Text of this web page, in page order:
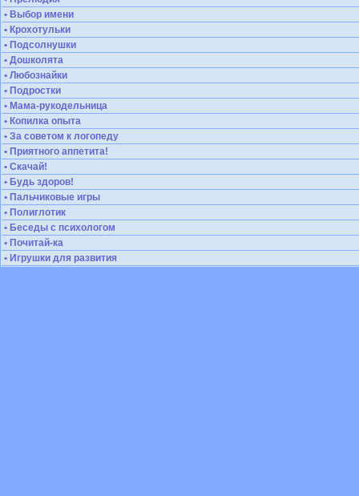
• Выбор имени
• Крохотульки
• Подсолнушки
• Дошколята
• Любознайки
• Подростки
• Мама-рукодельница
• Копилка опыта
• За советом к логопеду
• Приятного аппетита!
• Скачай!
• Будь здоров!
• Пальчиковые игры
• Полиглотик
• Беседы с психологом
• Почитай-ка
• Игрушки для развития